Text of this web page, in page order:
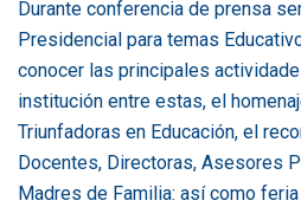
Durante conferencia de prensa
Presidencial para temas
conocer las principales
institución entre estas, el
Triunfadoras en Educación, el
Docentes, Directoras, Asesores
Madres de Familia: así como